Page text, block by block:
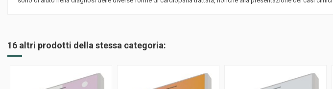
16 altri prodotti della stessa categoria: